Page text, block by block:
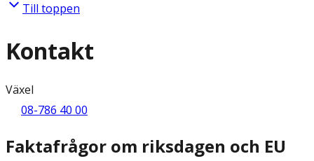
Till toppen
Kontakt
Växel
08-786 40 00
Faktafrågor om riksdagen och EU